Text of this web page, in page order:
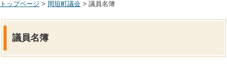
トップページ > 岡垣町議会 > 議員名簿
議員名簿